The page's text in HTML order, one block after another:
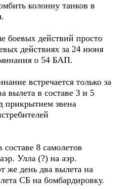
колонну танков в
боевых действий просто
действиях за 24 июня
о 54 БАП.
встречается только за
вылета в составе 3 и 5
прикрытием звена
8 самолетов
Улла (?) на аэр.
же день два вылета на
СБ на бомбардировку.